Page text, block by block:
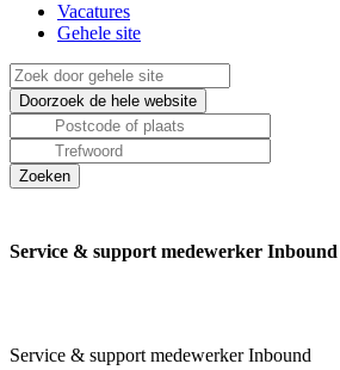
Vacatures
Gehele site
Service & support medewerker Inbound
Service & support medewerker Inbound